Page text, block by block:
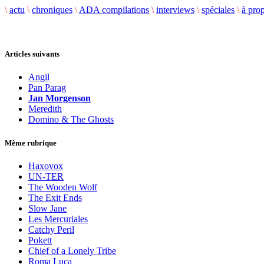
\ actu \ chroniques \ ADA compilations \ interviews \ spéciales \ à
Articles suivants
Angil
Pan Parag
Jan Morgenson
Meredith
Domino & The Ghosts
Même rubrique
Haxovox
UN-TER
The Wooden Wolf
The Exit Ends
Slow Jane
Les Mercuriales
Catchy Peril
Pokett
Chief of a Lonely Tribe
Roma Luca